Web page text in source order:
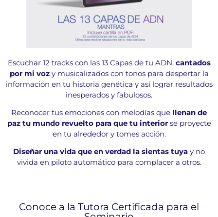
Escuchar 12 tracks con las 13 Capas de tu ADN, cantados
por mi vozy musicalizados con tonos para despertar la
información en tu historia genética y así lograr resultados
inesperados y fabulosos.
Reconocer tus emociones con melodías que llenan de
paz tu mundo revuelto para que tu interiorse proyecte
en tu alrededor y tomes acción.
Diseñar una vida que en verdad la sientas tuya y no
vivida en piloto automático para complacer a otros.
Conoce a la Tutora Certificada para el